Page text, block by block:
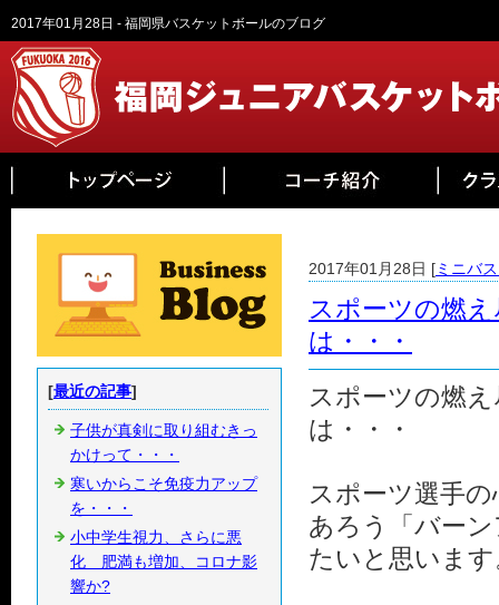
2017年01月28日 - 福岡県バスケットボールのブログ
2017年01月28日 [ミニバ
スポーツの燃
は・・・
スポーツの燃
は・・・
スポーツ選手
あろう「バー
たいと思いま
[最近の記事]
子供が真剣に取り組むきっ
かけって・・・
寒いからこそ免疫力アップ
を・・・
小中学生視力、さらに悪
化 肥満も増加、コロナ影
響か?